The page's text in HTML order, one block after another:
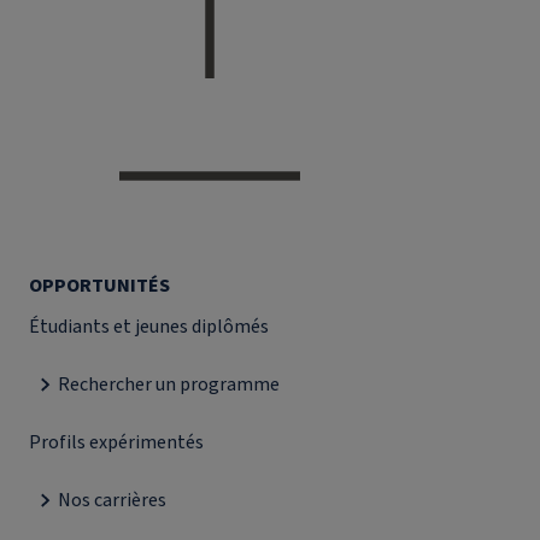
OPPORTUNITÉS
Étudiants et jeunes diplômés
Rechercher un programme
Profils expérimentés
Nos carrières